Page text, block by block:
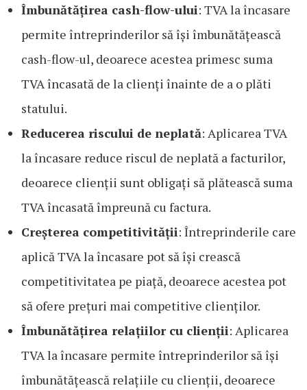
Îmbunătățirea cash-flow-ului: TVA la încasare
permite întreprinderilor să își îmbunătățească
cash-flow-ul, deoarece acestea primesc suma
TVA încasată de la clienți înainte de a o plăti
statului.
Reducerea riscului de neplată: Aplicarea TVA
la încasare reduce riscul de neplată a facturilor,
deoarece clienții sunt obligați să plătească suma
TVA încasată împreună cu factura.
Creșterea competitivității: Întreprinderile care
aplică TVA la încasare pot să își crească
competitivitatea pe piață, deoarece acestea pot
să ofere prețuri mai competitive clienților.
Îmbunătățirea relațiilor cu clienții: Aplicarea
TVA la încasare permite întreprinderilor să își
îmbunătățească relațiile cu clienții, deoarece